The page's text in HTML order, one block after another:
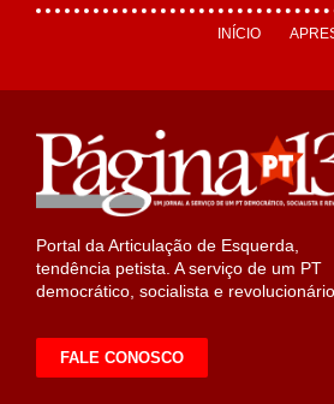
INÍCIO
Portal da Articulação de Esquerda,
tendência petista. A serviço de um PT
democrático, socialista e revolucionário.
FALE CONOSCO